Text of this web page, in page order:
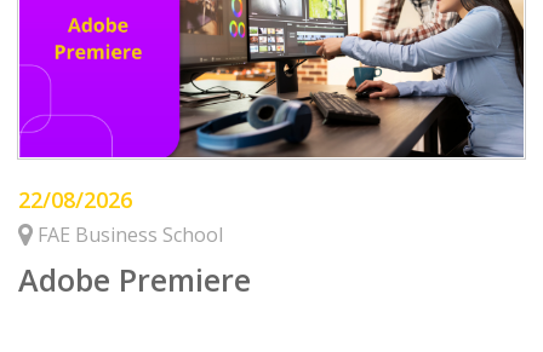
22/08/2026
FAE Business School
Adobe Premiere